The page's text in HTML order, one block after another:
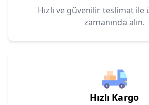
Hızlı ve güvenilir teslimat
zamanında alın.
Hızlı Kargo